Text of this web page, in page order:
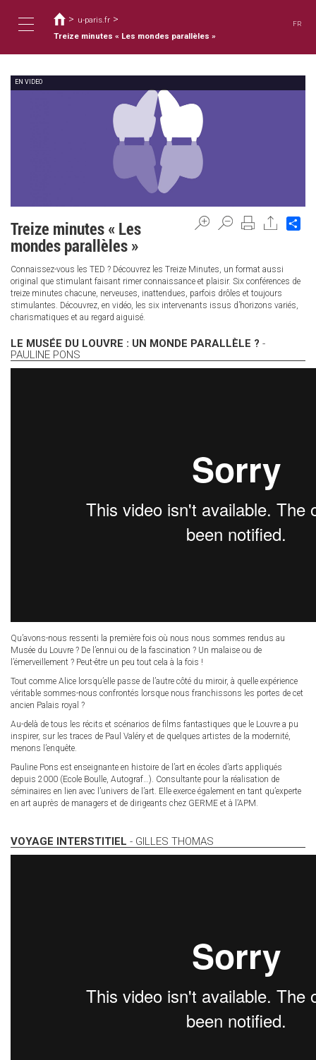
容
Toggle
navigation
在
這
裡
> u-paris.fr >
Treize minutes « Les mondes parallèles »
FR
EN VIDEO
Treize minutes « Les
mondes parallèles »
Connaissez-vous les TED ? Découvrez les Treize Minutes, un format aussi
original que stimulant faisant rimer connaissance et plaisir. Six conférences de
treize minutes chacune, nerveuses, inattendues, parfois drôles et toujours
stimulantes. Découvrez, en vidéo, les six intervenants issus d’horizons variés,
charismatiques et au regard aiguisé.
LE MUSÉE DU LOUVRE : UN MONDE PARALLÈLE ? -
PAULINE PONS
Qu’avons-nous ressenti la première fois où nous nous sommes rendus au
Musée du Louvre ? De l’ennui ou de la fascination ? Un malaise ou de
l’émerveillement ? Peut-être un peu tout cela à la fois !
Tout comme Alice lorsqu’elle passe de l’autre côté du miroir, à quelle expérience
véritable sommes-nous confrontés lorsque nous franchissons les portes de cet
ancien Palais royal ?
Au-delà de tous les récits et scénarios de films fantastiques que le Louvre a pu
inspirer, sur les traces de Paul Valéry et de quelques artistes de la modernité,
menons l’enquête.
Pauline Pons est enseignante en histoire de l’art en écoles d’arts appliqués
depuis 2000 (Ecole Boulle, Autograf…). Consultante pour la réalisation de
séminaires en lien avec l’univers de l’art. Elle exerce également en tant qu’experte
en art auprès de managers et de dirigeants chez GERME et à l’APM.
VOYAGE INTERSTITIEL - GILLES THOMAS